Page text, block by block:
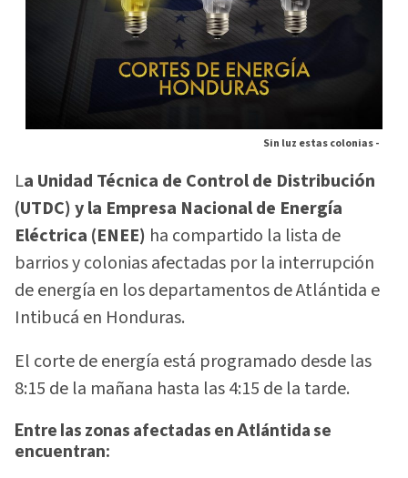
Sin luz estas colonias -
La Unidad Técnica de Control de Distribución
(UTDC) y la Empresa Nacional de Energía
Eléctrica (ENEE) ha compartido la lista de
barrios y colonias afectadas por la interrupción
de energía en los departamentos de Atlántida e
Intibucá en Honduras.
El corte de energía está programado desde las
8:15 de la mañana hasta las 4:15 de la tarde.
Entre las zonas afectadas en Atlántida se
encuentran: